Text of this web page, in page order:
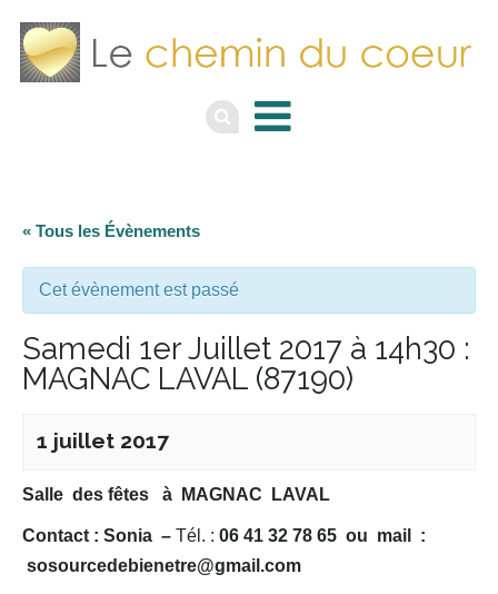
« Tous les Évènements
Cet évènement est passé
Samedi 1er Juillet 2017 à 14h30 :
MAGNAC LAVAL (87190)
1 juillet 2017
Salle des fêtes à MAGNAC LAVAL
Contact : Sonia – Tél. : 06 41 32 78 65 ou mail :
sosourcedebienetre@gmail.com